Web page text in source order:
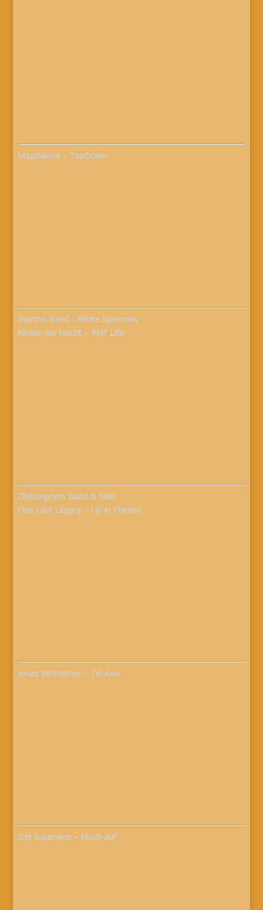
Magdalena – TopDown
Martins Band – White Sparrows
Kinder der Nacht – RNF Life
Christophers Band & Silas
One Last Legacy – Up In Flames
Jonas Birthelmer – Tel Aviv
Der Baumann – Mach auf